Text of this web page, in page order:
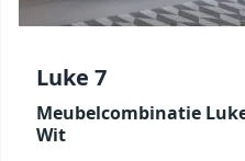
Luke 7
Meubelcombinatie
Wit